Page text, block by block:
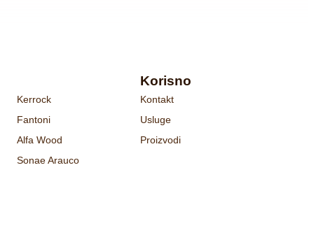
Kerrock
Fantoni
Alfa Wood
Sonae Arauco
Korisno
Kontakt
Usluge
Proizvodi